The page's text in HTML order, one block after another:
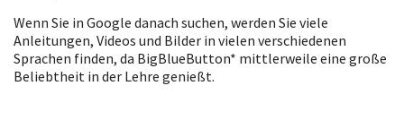
Wenn Sie in Google danach suchen, werden Sie viele
Anleitungen, Videos und Bilder in vielen verschiedenen
Sprachen finden, da BigBlueButton* mittlerweile eine große
Beliebtheit in der Lehre genießt.